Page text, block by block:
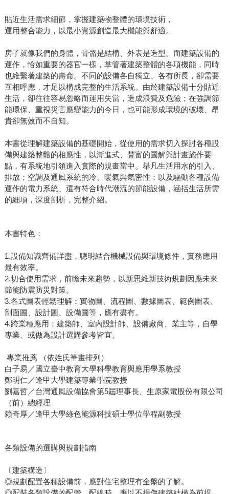
貼近生活需求細節，掌握建築物整體的環境技術，
運用整合能力，以最小資源創造最大機能與舒適。
房子就像我們的身體，骨骼是結構、外表是造型。而建築設備的
運作，恰如重要的器官一樣，掌管著建築整體的各項機能，同時
也維繫著建築的壽命。不同的設備各自獨立、各有所長，卻需要
互相呼應，才足以構成完整的生活系統。由於建築設備十分貼近
生活，卻往往容易忽略而運用失當，造成浪費及危險；在強調節
能環保、重視災害應變能力的今日，也可能形成環境的破壞、昂
貴卻無效而不自知。
本書從理解建築設備的基礎開始，從使用的需求切入探討各種設
備與建築整體的相應性，以漸進式、豐富的圖解與計畫施作要
點，有系統地引領進入實際的規畫當中。舉凡生活用水的引入、
排放；空調及通風系統的冷、暖氣與氣密性；以及驅動各種設備
運作的電力系統、還有符合時代潮流的節能設備，涵括生活所需
的細項，深度剖析，完整介紹。
本書特色：
1.設備知識齊備詳盡，聰明結合機械設備與環境條件，實務應用
最有效率。
2.切合使用需求，前瞻未來趨勢，以新思維新技術規劃因應未來
節能防震防災對策。
3.各式圖表輕鬆理解：實物圖、流程圖、數據圖表、範例圖表、
剖面圖、設計圖、設備圖等，應有盡有。
4.跨業種應用：建築師、室內設計師、設備廠商、業主等，自學
專業、或做為設計選購參考皆宜。
專業推薦 （依姓氏筆畫排列）
白子易／國立臺中教育大學科學教育與應用學系教授
鄭明仁／逢甲大學建築專業學院教授
劉嘉哲／台灣通風設備協會第5屆理事長、生原家電股份有限公司
（前）總經理
賴奇厚／逢甲大學綠色能源科技碩士學位學程副教授
各類設備的選購與規劃指南
〔建築構造〕
◎規劃配置各種設備前，應對住宅整理有全盤的了解。